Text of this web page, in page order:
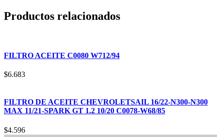
Productos relacionados
FILTRO ACEITE C0080 W712/94
$6.683
FILTRO DE ACEITE CHEVROLETSAIL 16/22-N300-N300
MAX 11/21-SPARK GT 1.2 10/20 C0078-W68/85
$4.596